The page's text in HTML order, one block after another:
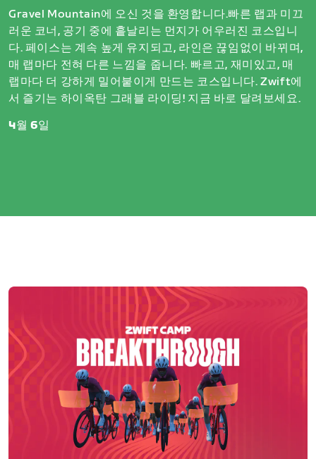
Gravel Mountain에 오신 것을 환영합니다.빠른 랩과 미끄
러운 코너, 공기 중에 흩날리는 먼지가 어우러진 코스입니
다. 페이스는 계속 높게 유지되고, 라인은 끊임없이 바뀌며,
매 랩마다 전혀 다른 느낌을 줍니다. 빠르고, 재미있고, 매
랩마다 더 강하게 밀어붙이게 만드는 코스입니다. Zwift에
서 즐기는 하이옥탄 그래블 라이딩! 지금 바로 달려보세요.
4월 6일